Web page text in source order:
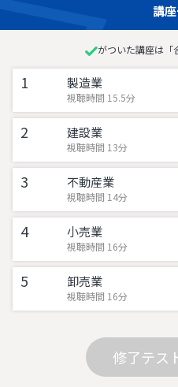
講
がついた講座は「
1 製造業
視聴時間 15.5分
2 建設業
視聴時間 13分
3 不動産業
視聴時間 14分
4 小売業
視聴時間 16分
5 卸売業
視聴時間 16分
修了テス